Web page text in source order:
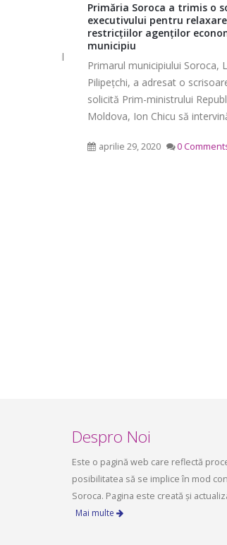
Primăria Soroca a trimis o
executivului pentru relaxarea
restricțiilor agenților
municipiu
Primarul municipiului Soroca, Lilia
Pilipețchi, a adresat o scrisoare
solicită Prim-ministrului Republicii
Moldova, Ion Chicu să intervină
aprilie 29, 2020 0 Comments
Ședința ordinară a
raional Soroca din 06
mai 6, 2026
Ședința Comisiei pentru
finanțe și administrarea
raional Soroca din 05 mai 2026
Despro Noi